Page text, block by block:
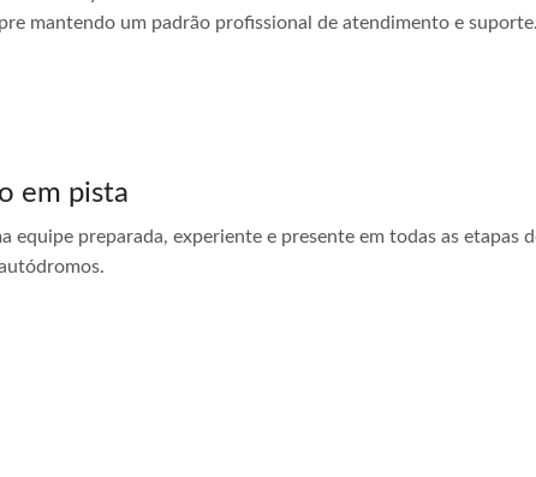
mantendo um padrão profissional de atendimento e suporte.
em pista
preparada, experiente e presente em todas as etapas